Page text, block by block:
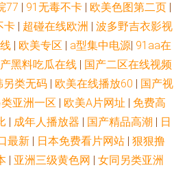
77 | 91无毒不卡 | 欧美色图第二页 |
卡 | 超碰在线欧洲 | 波多野吉衣影视
| 欧美专区 | a型集中电源| 91aa在
黑料吃瓜在线 | 国产二区在线视频
另类无码 | 欧美在线播放60 | 国产视
亚洲一区 | 欧美A片网址 | 免费高
| 成年人播放器 | 国产精品高潮 | 日
最新 | 日本免费看片网站 | 狠狠撸
| 亚洲三级黄色网 | 女同另类亚洲